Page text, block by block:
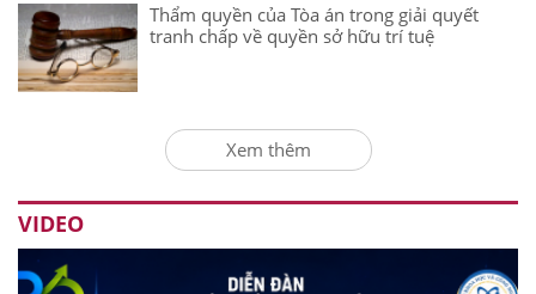
Thẩm quyền của Tòa án trong giải quyết
tranh chấp về quyền sở hữu trí tuệ
Xem thêm
VIDEO